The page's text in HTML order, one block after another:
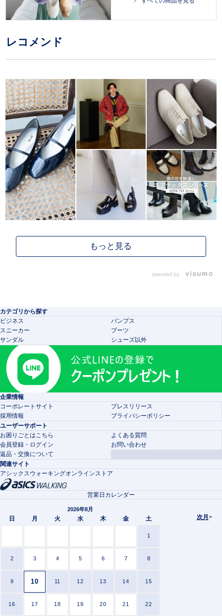
レコメンド
powered by
カテゴリから探す
ビジネス
パンプス
スニーカー
ブーツ
サンダル
シューズ以外
企業情報
コーポレートサイト
プレスリリース
採用情報
プライバシーポリシー
ユーザーサポート
お困りごとはこちら
よくある質問
会員登録・ログイン
お問い合わせ
返品・交換について
関連サイト
アシックスウォーキングオンラインストア
次月>
営業日カレンダー
2026年8月
日 月 火 水 木 金 土
1
2 3 4 5 6 7 8
9 10 11 12 13 14 15
16 17 18 19 20 21 22